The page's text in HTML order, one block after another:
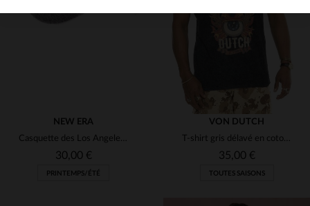
NEW ERA
Casquette des Los Angeles Dodgers
30,00 €
PRINTEMPS/ÉTÉ
VON DUTCH
T-shirt gris délavé en coton logo œil enflammé
35,00 €
TOUTES SAISONS